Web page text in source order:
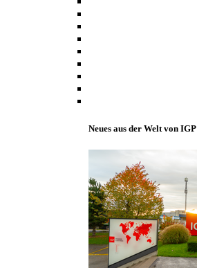
Neues aus der Welt von IGP